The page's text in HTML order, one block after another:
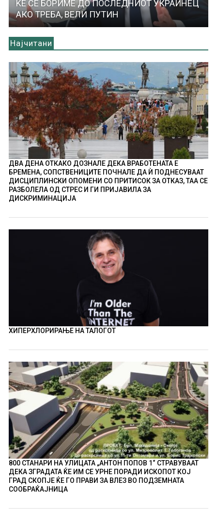
ЌЕ СЕ БОРИМЕ ДО ПОСЛЕДНИОТ УКРАИНЕЦ
АКО ТРЕБА, ВЕЛИ ПУТИН
Најчитани
ДВА ДЕНА ОТКАКО ДОЗНАЛЕ ДЕКА ВРАБОТЕНАТА Е
БРЕМЕНА, СОПСТВЕНИЦИТЕ ПОЧНАЛЕ ДА Ѝ ПОДНЕСУВААТ
ДИСЦИПЛИНСКИ ОПОМЕНИ СО ПРИТИСОК ЗА ОТКАЗ, ТАА СЕ
РАЗБОЛЕЛА ОД СТРЕС И ГИ ПРИЈАВИЛА ЗА
ДИСКРИМИНАЦИЈА
ХИПЕРХЛОРИРАЊЕ НА ТАЛОГОТ
800 СТАНАРИ НА УЛИЦАТА „АНТОН ПОПОВ 1“ СТРАВУВААТ
ДЕКА ЗГРАДАТА ЌЕ ИМ СЕ УРНЕ ПОРАДИ ИСКОПОТ КОЈ
ГРАД СКОПЈЕ ЌЕ ГО ПРАВИ ЗА ВЛЕЗ ВО ПОДЗЕМНАТА
СООБРАЌАЈНИЦА